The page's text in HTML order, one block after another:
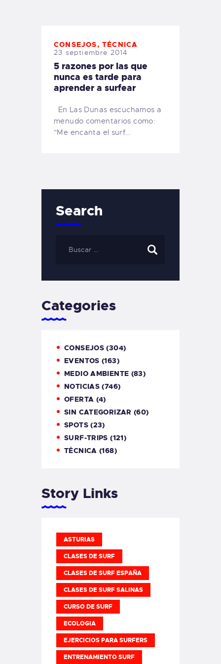
CONSEJOS,TÉCNICA
23 septiembre 2014
5 razones por las que
nunca es tarde para
aprender a surfear
En Las Dunas escuchamos a
menudo comentarios como:
"Me encanta el surf…
Search
Categories
CONSEJOS (304)
EVENTOS (163)
MEDIO AMBIENTE (83)
NOTICIAS (746)
OFERTA (4)
SIN CATEGORIZAR (60)
SPOTS(23)
SURF-TRIPS (121)
TÉCNICA (168)
Story Links
ASTURIAS
CLASES DE SURF
CLASES DE SURF ESPAÑA
CLASES DE SURF SALINAS
CURSO DE SURF
ECOLOGIA
EJERCICIOS PARA SURFERS
ENTRENAMIENTO SURF